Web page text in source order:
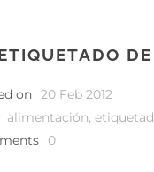
on 20 Feb 2012
alimentación,
0